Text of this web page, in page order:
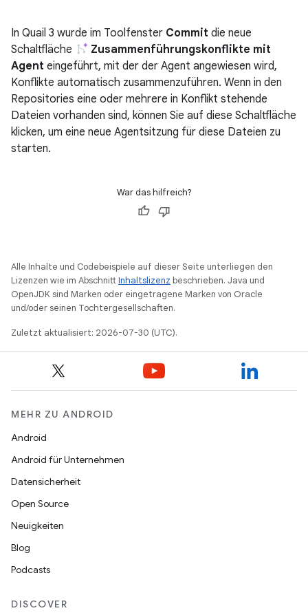
In Quail 3 wurde im Toolfenster Commit die neue
Schaltfläche
Zusammenführungskonflikte mit
Agent eingeführt, mit der der Agent angewiesen wird,
Konflikte automatisch zusammenzuführen. Wenn in den
Repositories eine oder mehrere in Konflikt stehende
Dateien vorhanden sind, können Sie auf diese Schaltfläche
klicken, um eine neue Agentsitzung für diese Dateien zu
starten.
War das hilfreich?
Alle Inhalte und Codebeispiele auf dieser Seite unterliegen den
Lizenzen wie im AbschnittInhaltslizenz beschrieben. Java und
OpenJDK sind Marken oder eingetragene Marken von Oracle
und/oder seinen Tochtergesellschaften.
Zuletzt aktualisiert: 2026-07-30 (UTC).
MEHR ZU ANDROID
Android
Android für Unternehmen
Datensicherheit
Open Source
Neuigkeiten
Blog
Podcasts
DISCOVER